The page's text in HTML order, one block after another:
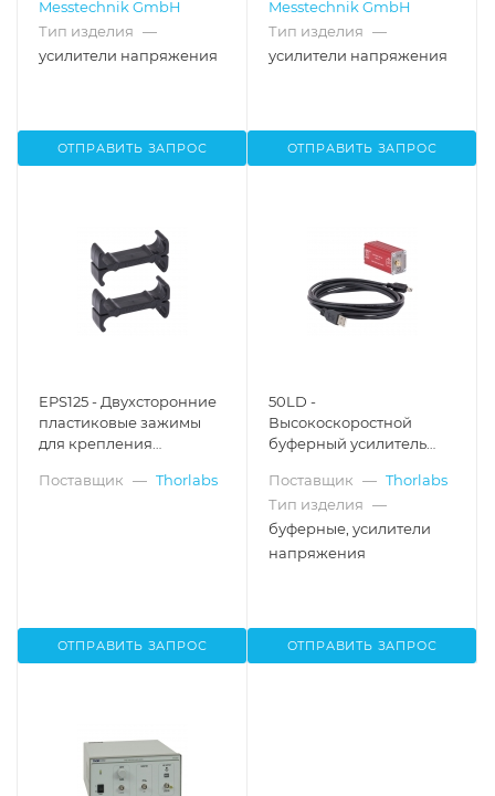
Messtechnik GmbH
Тип изделия —
усилители напряжения
ОТПРАВИТЬ ЗАПРОС
Messtechnik GmbH
Тип изделия —
усилители напряжения
ОТПРАВИТЬ ЗАПРОС
EPS125 - Двухсторонние
пластиковые зажимы
для крепления
в корпусе, ширина: 1.25",
Поставщик — Thorlabs
ОТПРАВИТЬ ЗАПРОС
50LD -
Высокоскоростной
буферный усилитель
разъемы, вход: 20 кОм,
выход: 50 Ом, Thorlabs
Поставщик — Thorlabs
Тип изделия —
буферные, усилители
напряжения
ОТПРАВИТЬ ЗАПРОС